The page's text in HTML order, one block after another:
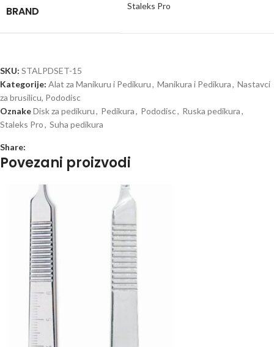
BRAND Staleks Pro
SKU: STALPDSET-15
Kategorije: Alat za Manikuru i Pedikuru, Manikura i Pedikura, Nastavci
za brusilicu, Pododisc
OznakeDisk za pedikuru, Pedikura, Pododisc, Ruska pedikura,
Staleks Pro, Suha pedikura
Share:
Povezani proizvodi